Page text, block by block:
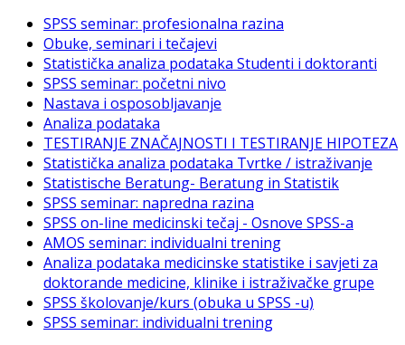
SPSS seminar: profesionalna razina
Obuke, seminari i tečajevi
Statistička analiza podataka Studenti i doktoranti
SPSS seminar: početni nivo
Nastava i osposobljavanje
Analiza podataka
TESTIRANJE ZNAČAJNOSTI I TESTIRANJE HIPOTEZA
Statistička analiza podataka Tvrtke / istraživanje
Statistische Beratung- Beratung in Statistik
SPSS seminar: napredna razina
SPSS on-line medicinski tečaj - Osnove SPSS-a
AMOS seminar: individualni trening
Analiza podataka medicinske statistike i savjeti za
doktorande medicine, klinike i istraživačke grupe
SPSS školovanje/kurs (obuka u SPSS -u)
SPSS seminar: individualni trening